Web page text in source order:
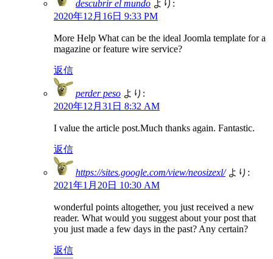
descubrir el mundo より:
2020年12月16日 9:33 PM
More Help What can be the ideal Joomla template for a
magazine or feature wire service?
返信
perder peso より:
2020年12月31日 8:32 AM
I value the article post.Much thanks again. Fantastic.
返信
https://sites.google.com/view/neosizexl/ より:
2021年1月20日 10:30 AM
wonderful points altogether, you just received a new
reader. What would you suggest about your post that
you just made a few days in the past? Any certain?
返信